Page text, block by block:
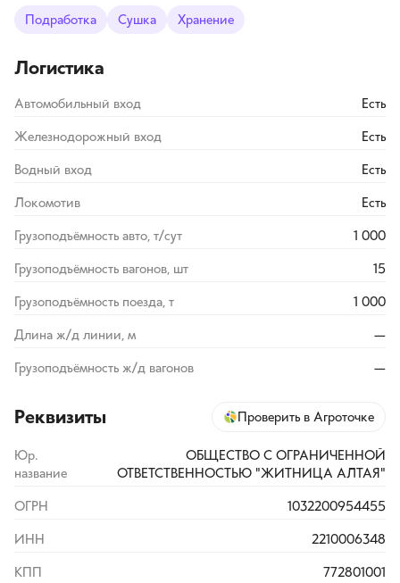
Подработка Сушка Хранение
Логистика
Автомобильный вход Есть
Железнодорожный вход Есть
Водный вход Есть
Локомотив Есть
Грузоподъёмность авто, т/сут 1 000
Грузоподъёмность вагонов, шт 15
Грузоподъёмность поезда, т 1 000
Длина ж/д линии, м —
Грузоподъёмность ж/д вагонов —
Реквизиты Проверить в Агроточке
Юр.
название
ОБЩЕСТВО С ОГРАНИЧЕННОЙ
ОТВЕТСТВЕННОСТЬЮ "ЖИТНИЦА АЛТАЯ"
ОГРН 1032200954455
ИНН 2210006348
КПП 772801001